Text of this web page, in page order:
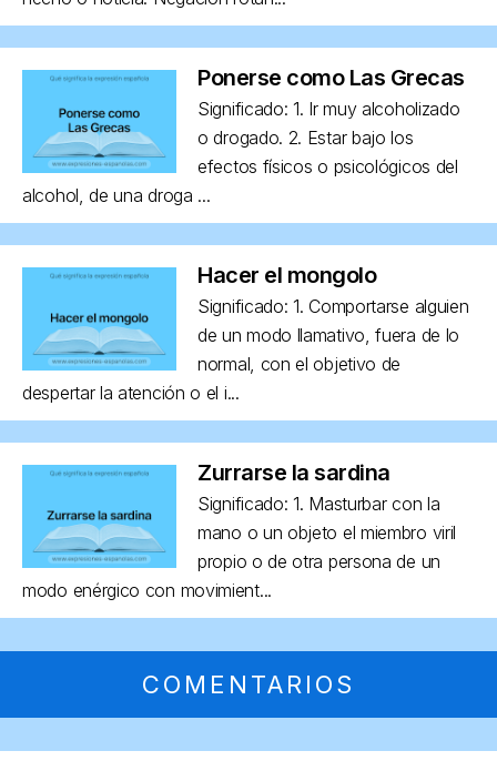
Ponerse como Las Grecas
Significado: 1. Ir muy alcoholizado
o drogado. 2. Estar bajo los
efectos físicos o psicológicos del
alcohol, de una droga ...
Hacer el mongolo
Significado: 1. Comportarse alguien
de un modo llamativo, fuera de lo
normal, con el objetivo de
despertar la atención o el i...
Zurrarse la sardina
Significado: 1. Masturbar con la
mano o un objeto el miembro viril
propio o de otra persona de un
modo enérgico con movimient...
COMENTARIOS